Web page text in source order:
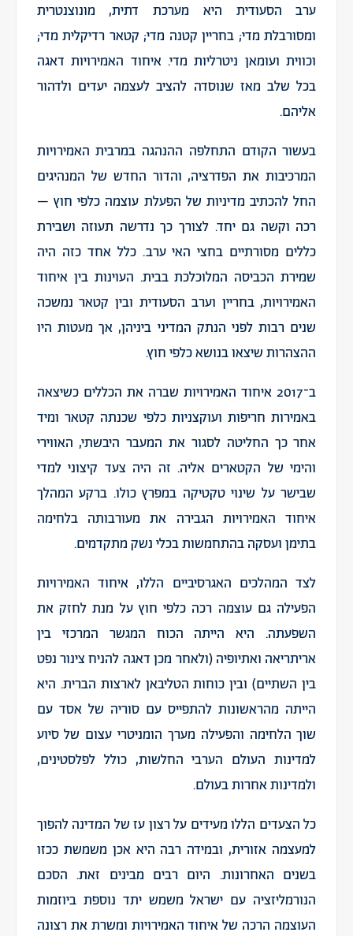
ערב הסעודית היא מערכת דתית, מונוצנטרית
ומסורבלת מדי; בחריין קטנה מדי; קטאר רדיקלית מדי;
וכווית ועומאן ניטרליות מדי. איחוד האמירויות דאגה
בכל שלב מאז שנוסדה להציב לעצמה יעדים ולדהור
אליהם.
בעשור הקודם התחלפה ההנהגה במרבית האמירויות
המרכיבות את הפדרציה, והדור החדש של המנהיגים
החל להכתיב מדיניות של הפעלת עוצמה כלפי חוץ –
רכה וקשה גם יחד. לצורך כך נדרשה תעוזה ושבירת
כללים מסורתיים בחצי האי ערב. כלל אחד כזה היה
שמירת הכביסה המלוכלכת בבית. העוינות בין איחוד
האמירויות, בחריין וערב הסעודית ובין קטאר נמשכה
שנים רבות לפני הנתק המדיני ביניהן, אך מעטות היו
ההצהרות שיצאו בנושא כלפי חוץ.
ב־2017 איחוד האמירויות שברה את הכללים כשיצאה
באמירות חריפות ועוקצניות כלפי שכנתה קטאר ומיד
אחר כך החליטה לסגור את המעבר היבשתי, האווירי
והימי של הקטארים אליה. זה היה צעד קיצוני למדי
שבישר על שינוי טקטיקה במפרץ כולו. ברקע המהלך
איחוד האמירויות הגבירה את מעורבותה בלחימה
בתימן ועסקה בהתחמשות בכלי נשק מתקדמים.
לצד המהלכים האגרסיביים הללו, איחוד האמירויות
הפעילה גם עוצמה רכה כלפי חוץ על מנת לחזק את
השפעתה. היא הייתה הכוח המגשר המרכזי בין
אריתריאה ואתיופיה (ולאחר מכן דאגה להניח צינור נפט
בין השתיים) ובין כוחות הטליבאן לארצות הברית. היא
הייתה מהראשונות להתפייס עם סוריה של אסד עם
שוך הלחימה והפעילה מערך הומניטרי עצום של סיוע
למדינות העולם הערבי החלשות, כולל לפלסטינים,
ולמדינות אחרות בעולם.
כל הצעדים הללו מעידים על רצון עז של המדינה להפוך
למעצמה אזורית, ובמידה רבה היא אכן משמשת ככזו
בשנים האחרונות. היום רבים מבינים זאת. הסכם
הנורמליזציה עם ישראל משמש יתד נוספת ביוזמות
העוצמה הרכה של איחוד האמירויות ומשרת את רצונה